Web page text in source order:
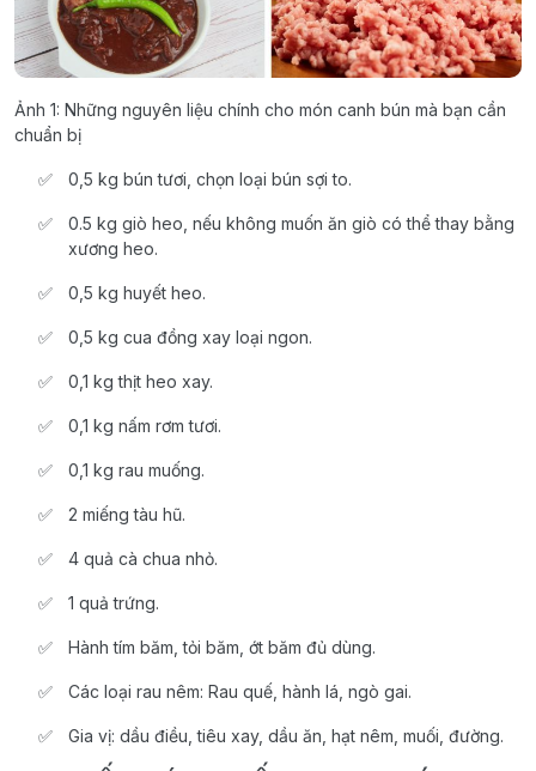
Ảnh 1: Những nguyên liệu chính cho món canh bún mà bạn cần
chuẩn bị
0,5 kg bún tươi, chọn loại bún sợi to.
0.5 kg giò heo, nếu không muốn ăn giò có thể thay bằng
xương heo.
0,5 kg huyết heo.
0,5 kg cua đồng xay loại ngon.
0,1 kg thịt heo xay.
0,1 kg nấm rơm tươi.
0,1 kg rau muống.
2 miếng tàu hũ.
4 quả cà chua nhỏ.
1 quả trứng.
Hành tím băm, tỏi băm, ớt băm đủ dùng.
Các loại rau nêm: Rau quế, hành lá, ngò gai.
Gia vị: dầu điều, tiêu xay, dầu ăn, hạt nêm, muối, đường.